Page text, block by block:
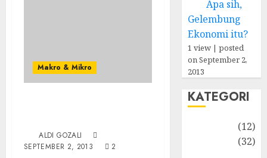
Makro & Mikro
ALDI GOZALI
SEPTEMBER 2, 2013
2
Apa sih,
Gelembung
Ekonomi itu?
1 view |posted
on September 2,
2013
KATEGORI
(12)
(32)